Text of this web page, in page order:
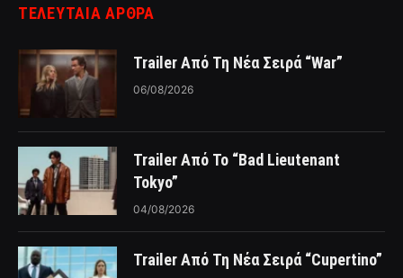
ΤΕΛΕΥΤΑΙΑ ΑΡΘΡΑ
Trailer Από Τη Νέα Σειρά “War”
06/08/2026
Trailer Από Το “Bad Lieutenant
Tokyo”
04/08/2026
Trailer Από Τη Νέα Σειρά “Cupertino”